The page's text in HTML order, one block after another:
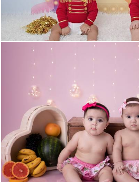
779